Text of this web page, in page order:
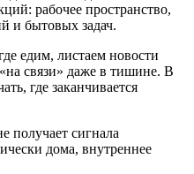
рабочее пространство,
и бытовых задач.
едим, листаем новости
связи» даже в тишине. В
где заканчивается
получает сигнала
дома, внутреннее